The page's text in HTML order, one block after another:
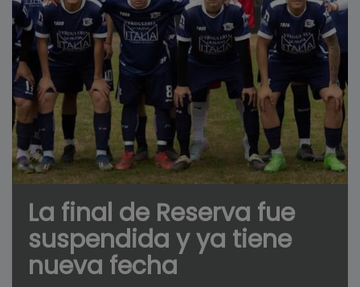
La final de Reserva fue
suspendida y ya tiene
nueva fecha